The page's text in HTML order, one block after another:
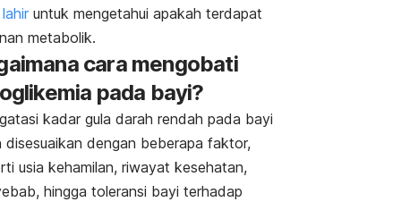
untuk mengetahui apakah terdapat
metabolik.
cara mengobati
pada bayi?
kadar gula darah rendah pada bayi
disesuaikan dengan beberapa faktor,
usia kehamilan, riwayat kesehatan,
hingga toleransi bayi terhadap